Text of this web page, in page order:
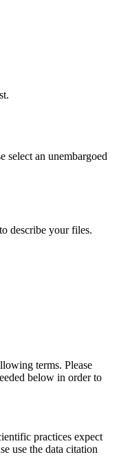
select an unembargoed
describe your files.
terms. Please
below in order to
practices expect
use the data citation